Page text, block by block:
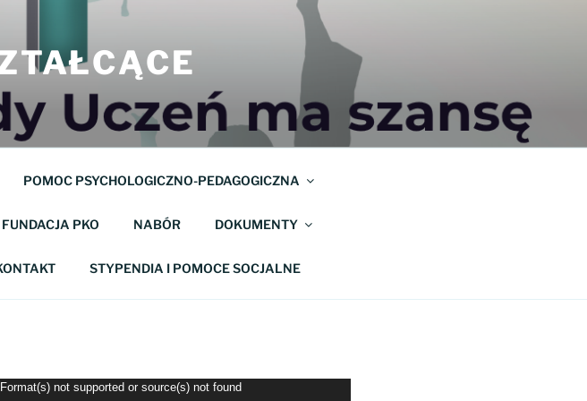
POMOC PSYCHOLOGICZNO-PEDAGOGICZNA
FUNDACJA PKO NABÓR DOKUMENTY
STYPENDIA I POMOCE SOCJALNE
not supported or source(s) not found